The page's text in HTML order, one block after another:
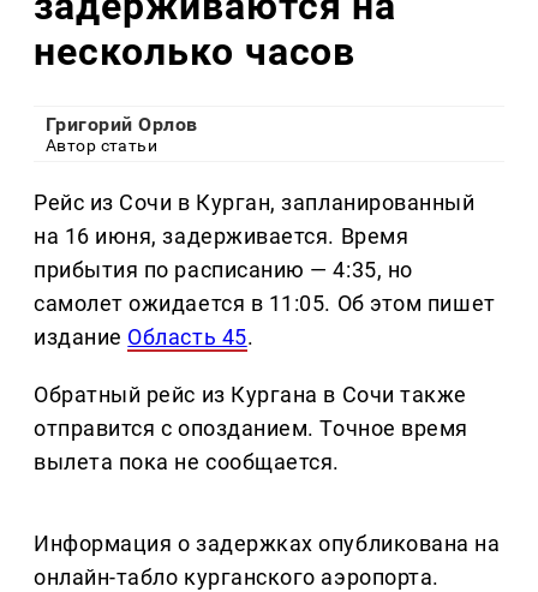
несколько часов
Григорий Орлов
Автор статьи
Рейс из Сочи в Курган, запланированный
на 16 июня, задерживается. Время
прибытия по расписанию — 4:35, но
самолет ожидается в 11:05. Об этом пишет
издание Область 45.
Обратный рейс из Кургана в Сочи также
отправится с опозданием. Точное время
вылета пока не сообщается.
Информация о задержках опубликована на
онлайн-табло курганского аэропорта.